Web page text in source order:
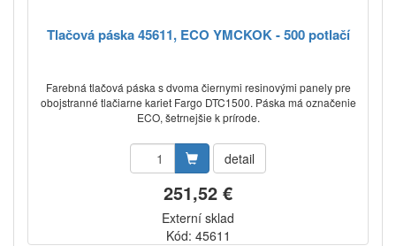
Tlačová páska 45611, ECO YMCKOK - 500 potlačí
Farebná tlačová páska s dvoma čiernymi resinovými panely pre
obojstranné tlačiarne kariet Fargo DTC1500. Páska má označenie
ECO, šetrnejšie k prírode.
detail
251,52 €
Externí sklad
Kód: 45611